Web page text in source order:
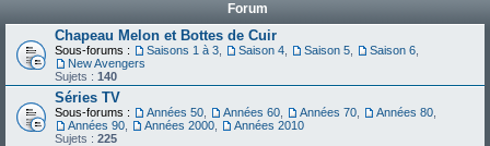
ch
Forum
Chapeau Melon et Bottes de Cuir
Sous-forums : Saisons 1 à 3 Saison 4 Saison 5 Saison 6
New Avengers
Sujets : 140
Séries TV
Sous-forums : Années 50 Années 60 Années 70 Années 80
Années 90
Années 2000
Années 2010
Sujets : 225